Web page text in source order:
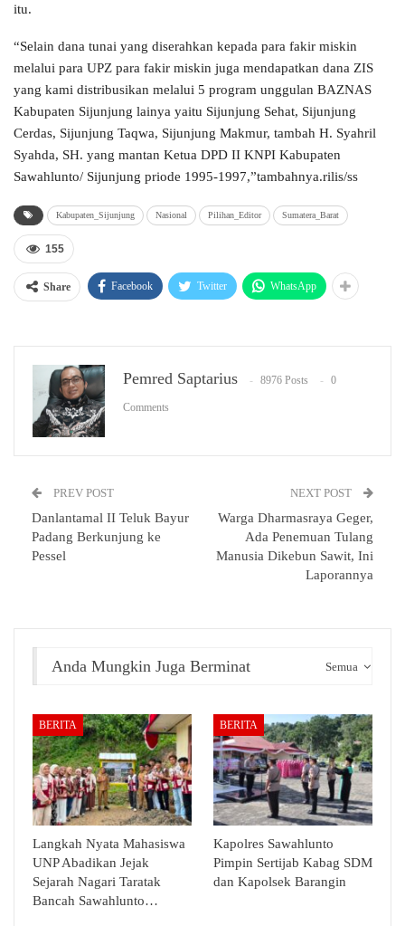
itu.
“Selain dana tunai yang diserahkan kepada para fakir miskin
melalui para UPZ para fakir miskin juga mendapatkan dana ZIS
yang kami distribusikan melalui 5 program unggulan BAZNAS
Kabupaten Sijunjung lainya yaitu Sijunjung Sehat, Sijunjung
Cerdas, Sijunjung Taqwa, Sijunjung Makmur, tambah H. Syahril
Syahda, SH. yang mantan Ketua DPD II KNPI Kabupaten
Sawahlunto/ Sijunjung priode 1995-1997,”tambahnya.rilis/ss
Kabupaten_Sijunjung Nasional Pilihan_Editor Sumatera_Barat
155
Share Facebook Twitter WhatsApp
Pemred Saptarius 8976 Posts 0
Comments
PREV POST
Danlantamal II Teluk Bayur
Padang Berkunjung ke
Pessel
NEXT POST
Warga Dharmasraya Geger,
Ada Penemuan Tulang
Manusia Dikebun Sawit, Ini
Laporannya
Semua
Anda Mungkin Juga Berminat
BERITA
Langkah Nyata Mahasiswa
UNP Abadikan Jejak
Sejarah Nagari Taratak
Bancah Sawahlunto…
BERITA
Kapolres Sawahlunto
Pimpin Sertijab Kabag SDM
dan Kapolsek Barangin